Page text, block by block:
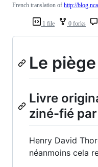
1 file 0 forks
French translation of http://
Le
Livre
ziné-fié
Henry David
néanmoins cela